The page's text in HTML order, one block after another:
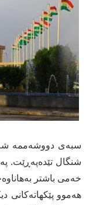
سبەی دووشەممە
شنگال تێدەپەڕێت.
خەمی باشتر